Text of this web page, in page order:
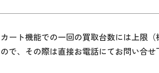
カート機能での一回の買取台数には上限
ので、その際は直接お電話にてお問い合せ